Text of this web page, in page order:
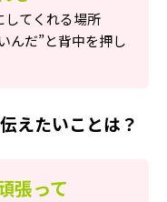
してくれる場所
んだ”と背中を押し
えたいことは？
張って